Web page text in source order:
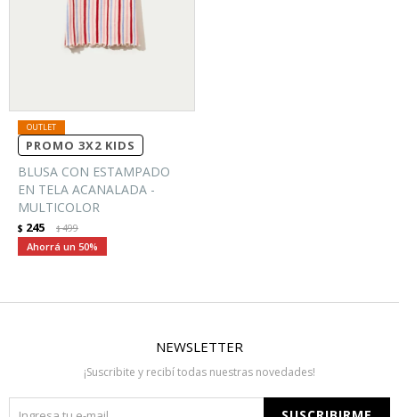
PROMO 3X2 KIDS
BLUSA CON ESTAMPADO
EN TELA ACANALADA -
MULTICOLOR
$ 245 $499
50
NEWSLETTER
¡Suscribite y recibí todas nuestras novedades!